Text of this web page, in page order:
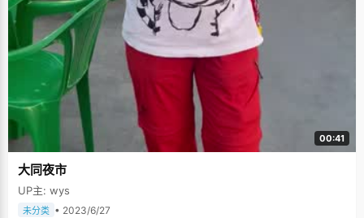
00:41
大同夜市
UP主: wys
未分类 • 2023/6/27